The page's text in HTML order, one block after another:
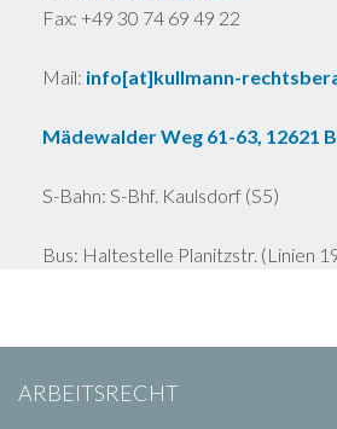
Fax: +49 30 74 69 49 22
Mail: info[at]kullmann-
Mädewalder Weg 61-63, 12621
S-Bahn: S-Bhf. Kaulsdorf (S5)
Bus: Haltestelle Planitzstr. (Linien
ARBEITSRECHT